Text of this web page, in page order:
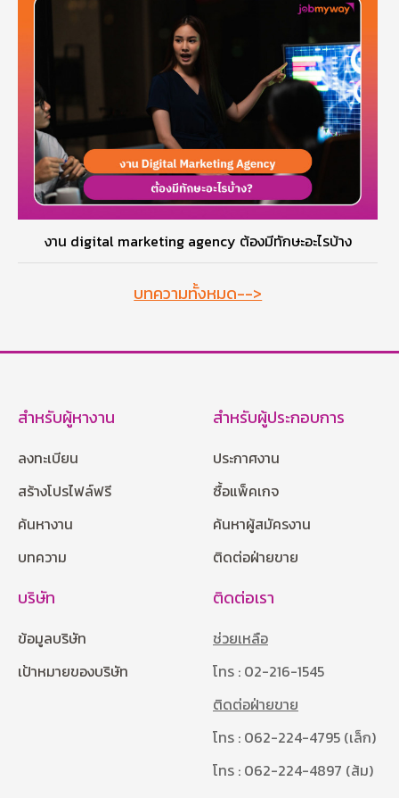
งาน digital marketing agency ต้องมีทักษะอะไรบ้าง
บทความทั้งหมด-->
สำหรับผู้หางาน
ลงทะเบียน
สร้างโปรไฟล์ฟรี
ค้นหางาน
บทความ
สำหรับผู้ประกอบการ
ประกาศงาน
ซื้อแพ็คเกจ
ค้นหาผู้สมัครงาน
ติดต่อฝ่ายขาย
บริษัท
ข้อมูลบริษัท
เป้าหมายของบริษัท
ติดต่อเรา
ช่วยเหลือ
โทร : 02-216-1545
ติดต่อฝ่ายขาย
โทร : 062-224-4795 (เล็ก)
โทร : 062-224-4897 (ส้ม)